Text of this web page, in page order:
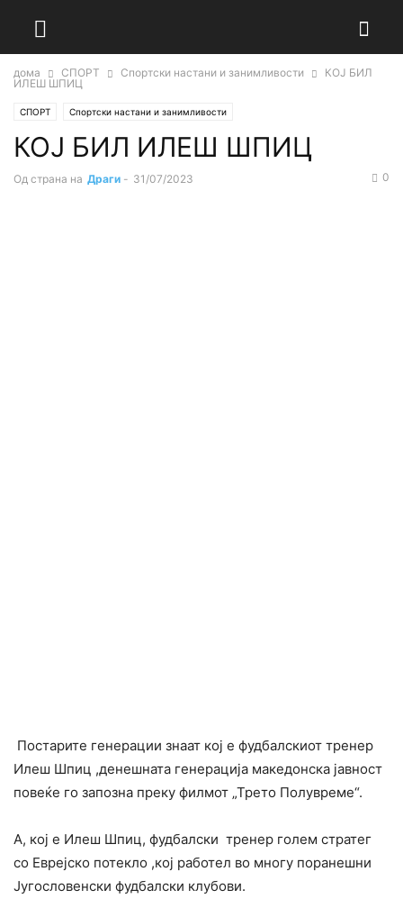
дома СПОРТ Спортски настани и занимливости
КОЈ БИЛ
ИЛЕШ ШПИЦ
СПОРТ Спортски настани и занимливости
КОЈ БИЛ ИЛЕШ ШПИЦ
Од страна на Драги - 31/07/2023 0
Постарите генерации знаат кој е фудбалскиот тренер
Илеш Шпиц ,денешната генерација македонска јавност
повеќе го запозна преку филмот „Трето Полувреме“.
А, кој е Илеш Шпиц, фудбалски тренер голем стратег
со Еврејско потекло ,кој работел во многу поранешни
Југословенски фудбалски клубови.